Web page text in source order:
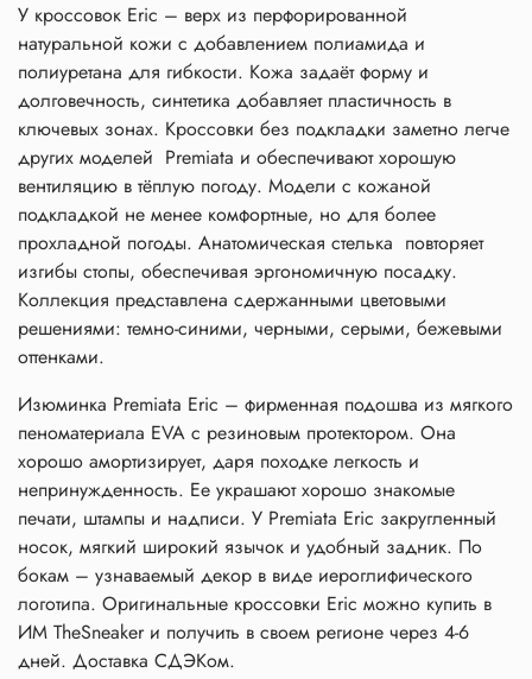
У кроссовок Eric – верх из перфорированной
натуральной кожи с добавлением полиамида и
полиуретана для гибкости. Кожа задаёт форму и
долговечность, синтетика добавляет пластичность в
ключевых зонах. Кроссовки без подкладки заметно легче
других моделей Premiata и обеспечивают хорошую
вентиляцию в тёплую погоду. Модели с кожаной
подкладкой не менее комфортные, но для более
прохладной погоды. Анатомическая стелька повторяет
изгибы стопы, обеспечивая эргономичную посадку.
Коллекция представлена сдержанными цветовыми
решениями: темно-синими, черными, серыми, бежевыми
оттенками.
Изюминка Premiata Eric – фирменная подошва из мягкого
пеноматериала EVA с резиновым протектором. Она
хорошо амортизирует, даря походке легкость и
непринужденность. Ее украшают хорошо знакомые
печати, штампы и надписи. У Premiata Eric закругленный
носок, мягкий широкий язычок и удобный задник. По
бокам – узнаваемый декор в виде иероглифического
логотипа. Оригинальные кроссовки Eric можно купить в
ИМ TheSneaker и получить в своем регионе через 4-6
дней. Доставка СДЭКом.